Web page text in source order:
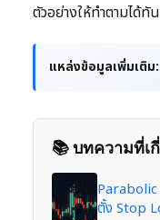
ตัวอย่างให้ทำตามได้ทั
แหล่งข้อมูลเพิ่มเติม:
📚 บทความที่เ
Parabolic
ตั้ง Stop